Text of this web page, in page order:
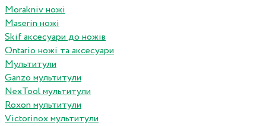
Morakniv ножі
Maserin ножі
Skif аксесуари до ножів
Ontario ножі та аксесуари
Мультитули
Ganzo мультитули
NexTool мультитули
Roxon мультитули
Victorinox мультитули